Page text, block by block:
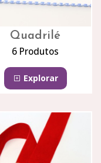
Quadrilé
6 Produtos
Explorar